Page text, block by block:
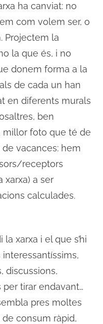
ha canviat: no
com volem ser, o
Projectem la
la que és, i no
donem forma a la
de cada un han
en diferents murals
ben
millor foto que té de
vacances: hem
receptors
xarxa) a ser
calculades.
la xarxa i el que s’hi
discussions,
tirar endavant…
pres moltes
consum ràpid,